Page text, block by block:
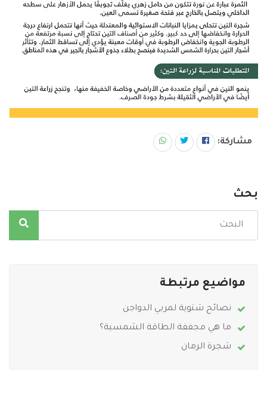
مشاركة:
بحث
مواضيع مرتبطة
نصائح شتوية لمربي الدواجن
ما هي مجففة الطاقة الشمسية؟
شجرة الرمان